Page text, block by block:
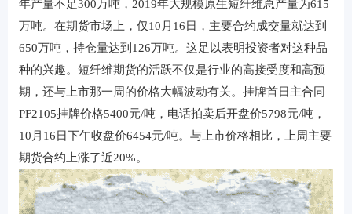
年产量不足300万吨，2019年大规模原生短纤维总产量为615
万吨。在期货市场上，仅10月16日，主要合约成交量就达到
650万吨，持仓量达到126万吨。这足以表明投资者对这种品
种的兴趣。短纤维期货的活跃不仅是行业的高接受度和高预
期，还与上市那一周的价格大幅波动有关。挂牌首日主合同
PF2105挂牌价格5400元/吨，电话拍卖后开盘价5798元/吨，
10月16日下午收盘价6454元/吨。与上市价格相比，上周主要
期货合约上涨了近20%。